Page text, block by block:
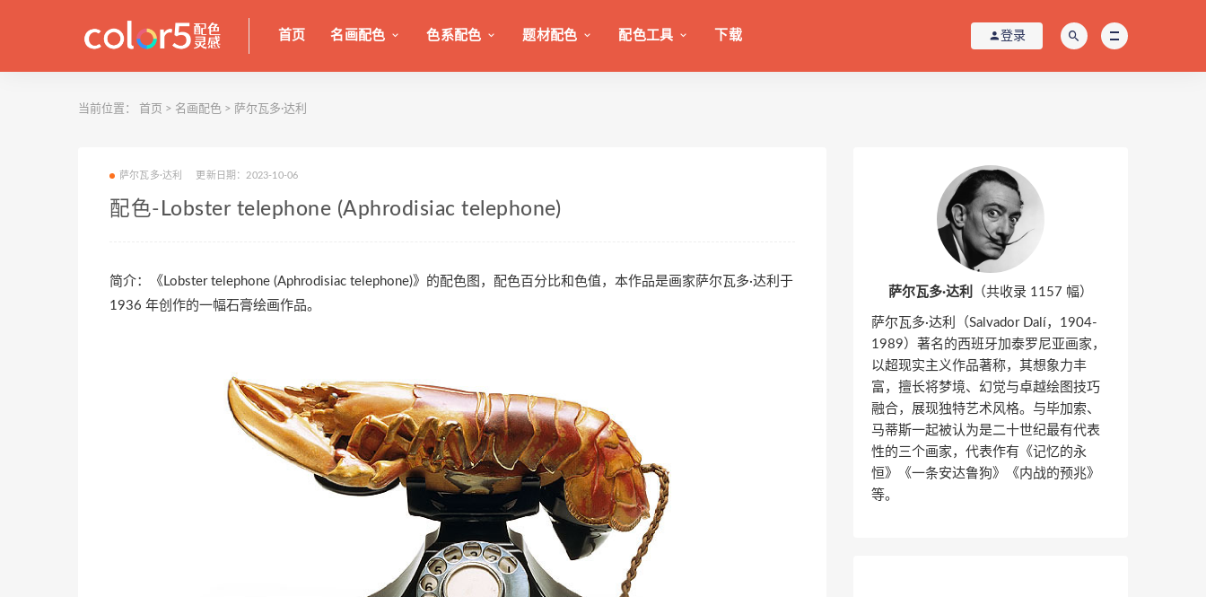
首页 名画配色 色系配色 题材配色 配色工具 下载 登录
当前位置： 首页 > 名画配色 > 萨尔瓦多·达利
萨尔瓦多·达利 更新日期：2023-10-06
配色-Lobster telephone (Aphrodisiac telephone)
简介：《Lobster telephone (Aphrodisiac telephone)》的配色图，配色百分比和色值，本作品是画家萨尔瓦多·达利于
1936 年创作的一幅石膏绘画作品。
萨尔瓦多·达利 （共收录 1157 幅）
萨尔瓦多·达利（Salvador Dalí，1904-
1989）著名的西班牙加泰罗尼亚画家，
以超现实主义作品著称，其想象力丰
富，擅长将梦境、幻觉与卓越绘图技巧
融合，展现独特艺术风格。与毕加索、
马蒂斯一起被认为是二十世纪最有代表
性的三个画家，代表作有《记忆的永
恒》《一条安达鲁狗》《内战的预兆》
等。